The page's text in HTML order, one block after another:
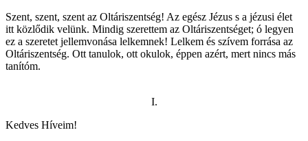
Szent, szent, szent az Oltáriszentség! Az egész Jézus s a jézusi élet
itt közlődik velünk. Mindig szerettem az Oltáriszentséget; ó legyen
ez a szeretet jellemvonása lelkemnek! Lelkem és szívem forrása az
Oltáriszentség. Ott tanulok, ott okulok, éppen azért, mert nincs más
tanítóm.
I.
Kedves Híveim!